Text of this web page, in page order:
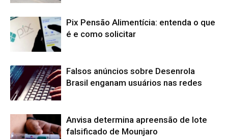
Pix Pensão Alimentícia: entenda o que
é e como solicitar
Falsos anúncios sobre Desenrola
Brasil enganam usuários nas redes
Anvisa determina apreensão de lote
falsificado de Mounjaro